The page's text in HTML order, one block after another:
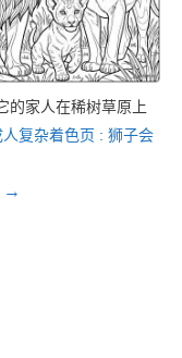
的家人在稀树草原上
人复杂着色页 : 狮子会
→